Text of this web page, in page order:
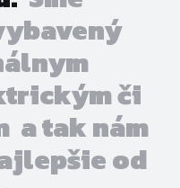
či
a tak nám
od